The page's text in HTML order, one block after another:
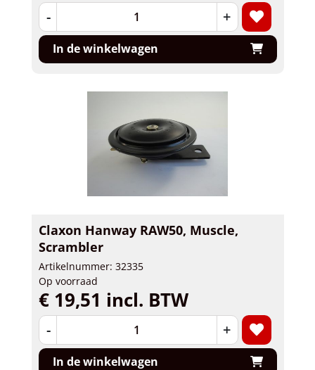
- +
In de winkelwagen
Claxon Hanway RAW50, Muscle,
Scrambler
Artikelnummer: 32335
Op voorraad
€ 19,51 incl. BTW
- +
In de winkelwagen